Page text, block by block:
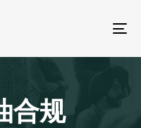
合规